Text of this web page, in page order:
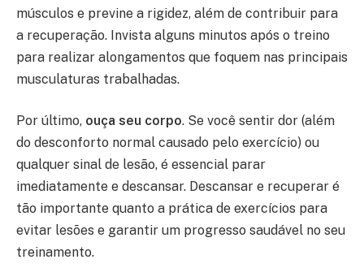
músculos e previne a rigidez, além de contribuir para
a recuperação. Invista alguns minutos após o treino
para realizar alongamentos que foquem nas principais
musculaturas trabalhadas.
Por último, ouça seu corpo. Se você sentir dor (além
do desconforto normal causado pelo exercício) ou
qualquer sinal de lesão, é essencial parar
imediatamente e descansar. Descansar e recuperar é
tão importante quanto a prática de exercícios para
evitar lesões e garantir um progresso saudável no seu
treinamento.